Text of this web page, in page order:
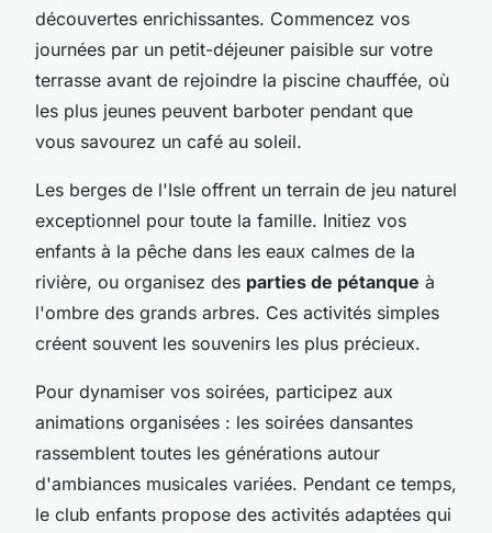
découvertes enrichissantes. Commencez vos
journées par un petit-déjeuner paisible sur votre
terrasse avant de rejoindre la piscine chauffée, où
les plus jeunes peuvent barboter pendant que
vous savourez un café au soleil.
Les berges de l'Isle offrent un terrain de jeu naturel
exceptionnel pour toute la famille. Initiez vos
enfants à la pêche dans les eaux calmes de la
rivière, ou organisez des parties de pétanque à
l'ombre des grands arbres. Ces activités simples
créent souvent les souvenirs les plus précieux.
Pour dynamiser vos soirées, participez aux
animations organisées : les soirées dansantes
rassemblent toutes les générations autour
d'ambiances musicales variées. Pendant ce temps,
le club enfants propose des activités adaptées qui